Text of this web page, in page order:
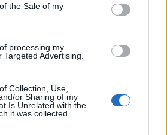
the Sale of my
processing my
Advertising.
Collection, Use,
or Sharing of my
Is Unrelated with the
it was collected. ΤΩΡΑ